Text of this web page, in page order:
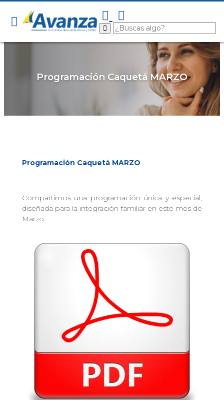
Programación Caquetá MARZO
Programación Caquetá MARZO
Compartimos una programación única y especial,
diseñada para la integración familiar en este mes de
Marzo.